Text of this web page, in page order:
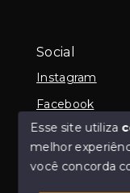
Olá!
Social
Instagram
Facebook
© Copyright 2026
Esse site utiliza
melhor
você concorda